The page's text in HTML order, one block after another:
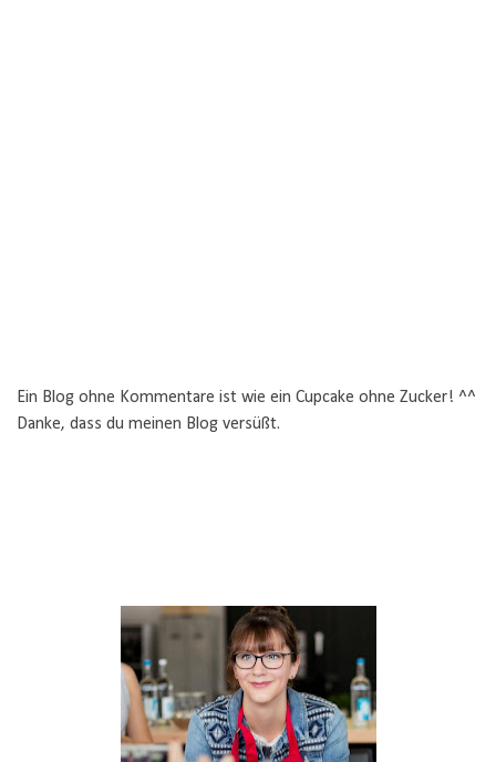
Ein Blog ohne Kommentare ist wie ein Cupcake ohne Zucker! ^^
Danke, dass du meinen Blog versüßt.